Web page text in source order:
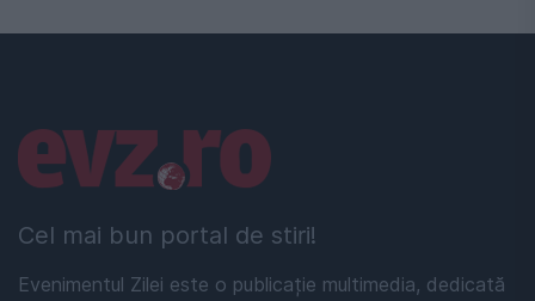
Cel mai bun portal de stiri!
Evenimentul Zilei este o publicație multimedia, dedicată
Linkuri utile